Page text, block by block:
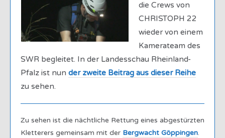
die Crews von
CHRISTOPH 22
wieder von einem
Kamerateam des
SWR begleitet. In der Landesschau Rheinland-
Pfalz ist nun der zweite Beitrag aus dieser Reihe
zu sehen.
Zu sehen ist die nächtliche Rettung eines abgestürzten
Kletterers gemeinsam mit der Bergwacht Göppingen.